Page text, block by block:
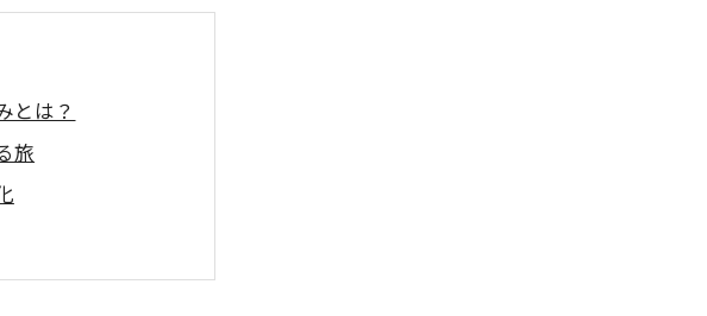
とは？
旅
日の習慣にしよう
例